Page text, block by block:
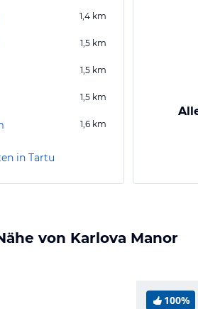
1,4 km
1,5 km
1,5 km
1,5 km
1,6 km
in Tartu
von Karlova Manor
100%